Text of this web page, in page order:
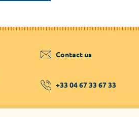
Contact us
+33 04 67 33 67 33